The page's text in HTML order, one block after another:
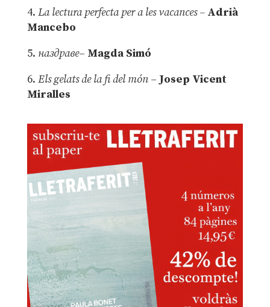
4. La lectura perfecta per a les vacances –Adrià
Mancebo
5. наздраве– Magda Simó
6. Els gelats de la fi del món – Josep Vicent
Miralles